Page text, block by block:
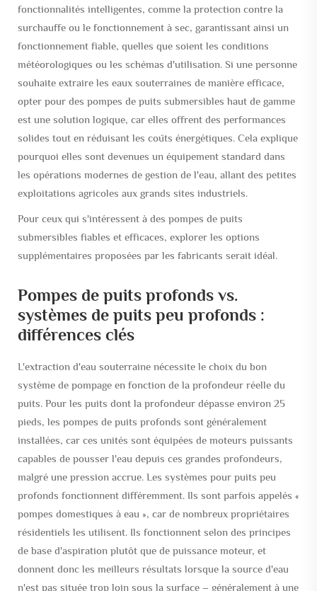
fonctionnalités intelligentes, comme la protection contre la
surchauffe ou le fonctionnement à sec, garantissant ainsi un
fonctionnement fiable, quelles que soient les conditions
météorologiques ou les schémas d'utilisation. Si une personne
souhaite extraire les eaux souterraines de manière efficace,
opter pour des pompes de puits submersibles haut de gamme
est une solution logique, car elles offrent des performances
solides tout en réduisant les coûts énergétiques. Cela explique
pourquoi elles sont devenues un équipement standard dans
les opérations modernes de gestion de l'eau, allant des petites
exploitations agricoles aux grands sites industriels.
Pour ceux qui s'intéressent à des pompes de puits
submersibles fiables et efficaces, explorer les options
supplémentaires proposées par les fabricants serait idéal.
Pompes de puits profonds vs.
systèmes de puits peu profonds :
différences clés
L'extraction d'eau souterraine nécessite le choix du bon
système de pompage en fonction de la profondeur réelle du
puits. Pour les puits dont la profondeur dépasse environ 25
pieds, les pompes de puits profonds sont généralement
installées, car ces unités sont équipées de moteurs puissants
capables de pousser l'eau depuis ces grandes profondeurs,
malgré une pression accrue. Les systèmes pour puits peu
profonds fonctionnent différemment. Ils sont parfois appelés «
pompes domestiques à eau », car de nombreux propriétaires
résidentiels les utilisent. Ils fonctionnent selon des principes
de base d'aspiration plutôt que de puissance moteur, et
donnent donc les meilleurs résultats lorsque la source d'eau
n'est pas située trop loin sous la surface – généralement à une